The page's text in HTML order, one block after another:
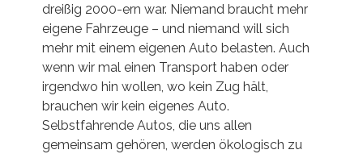
dreißig 2000-ern war. Niemand braucht mehr
eigene Fahrzeuge – und niemand will sich
mehr mit einem eigenen Auto belasten. Auch
wenn wir mal einen Transport haben oder
irgendwo hin wollen, wo kein Zug hält,
brauchen wir kein eigenes Auto.
Selbstfahrende Autos, die uns allen
gemeinsam gehören, werden ökologisch zu